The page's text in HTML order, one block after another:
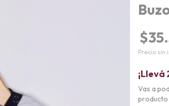
Precio sin
¡Llevá
Vas a
producto